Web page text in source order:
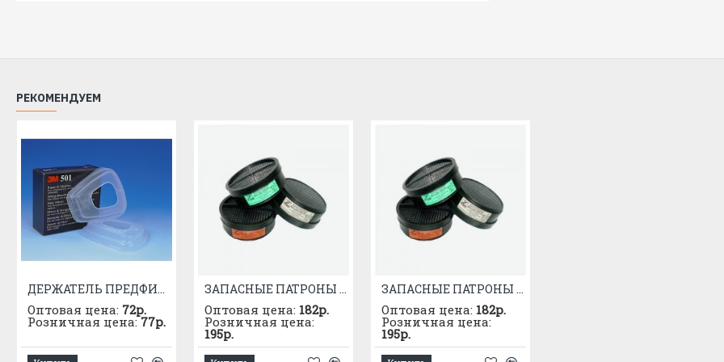
РЕКОМЕНДУЕМ
ДЕРЖАТЕЛЬ ПРЕДФИЛЬТРА 3М 501
Оптовая цена: 72р.
Розничная цена:77р.
ЗАПАСНЫЕ ПАТРОНЫ К РПГ-67 МАРКИ "А"
Оптовая цена: 182р.
Розничная цена:
195р.
ЗАПАСНЫЕ ПАТРОНЫ К РПГ-67 МАРКИ "В"
Оптовая цена: 182р.
Розничная цена:
195р.